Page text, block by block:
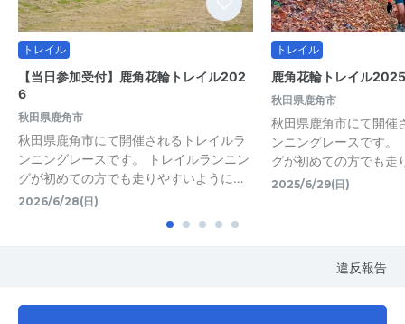
トレイル
【当日参加受付】鹿角花輪トレイル202
6
秋田県鹿角市
秋田県鹿角市にて開催されるトレイルラ
ンニングレースです。 トレイルランニン
グが初めての方でも走りやすいように…
2026/6/28(日)
トレイル
鹿角花輪トレイル2025
秋田県鹿角市
秋田県鹿角市にて開催
ンニングレースです。
グが初めての方でも走
2025/6/29(日)
違反報告